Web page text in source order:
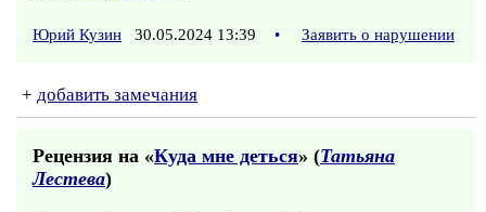
Юрий Кузин 30.05.2024 13:39 • Заявить о нарушении
+ добавить замечания
Рецензия на «Куда мне деться» (Татьяна
Лестева)